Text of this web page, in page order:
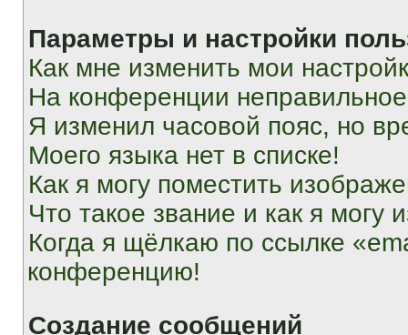
Параметры и настройки
Как мне изменить мои
На конференции
Я изменил часовой пояс, но
Моего языка нет в списке!
Как я могу поместить
Что такое звание и как я могу
Когда я щёлкаю по ссылке
конференцию!
Создание сообщений